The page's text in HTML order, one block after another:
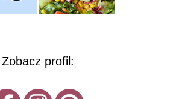
Zobacz profil: